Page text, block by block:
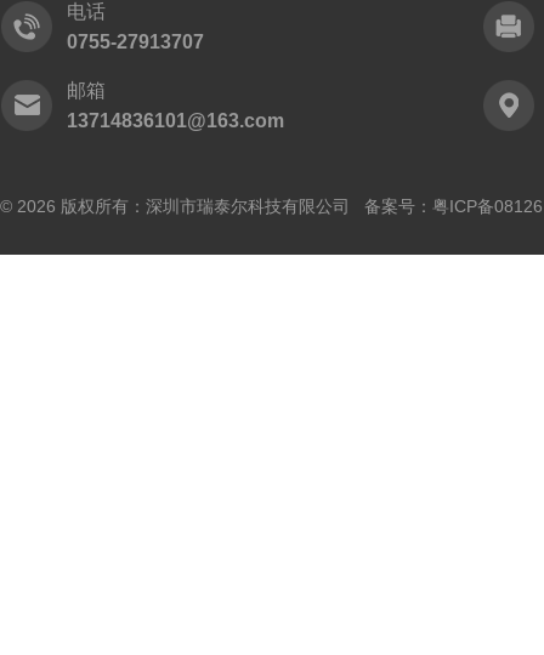
电话
0755-27913707
邮箱
13714836101@163.com
© 2026 版权所有：深圳市瑞泰尔科技有限公司 备案号： 粤ICP备